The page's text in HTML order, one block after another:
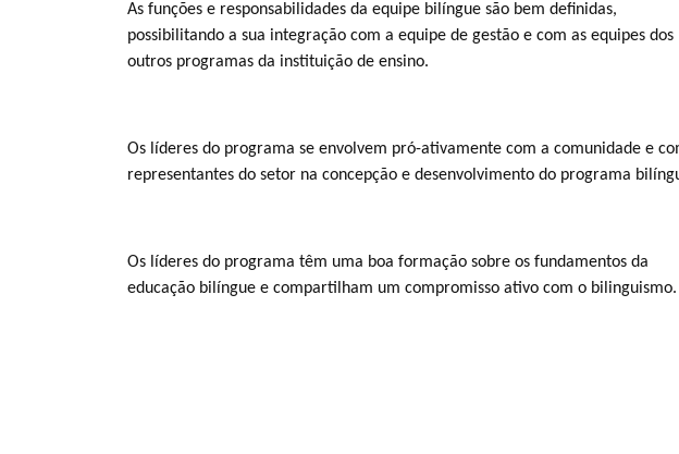
As funções e responsabilidades da equipe bilíngue são bem definidas,
possibilitando a sua integração com a equipe de gestão e com as equipes dos
outros programas da instituição de ensino.
Os líderes do programa se envolvem pró-ativamente com a comunidade e
representantes do setor na concepção e desenvolvimento do programa
Os líderes do programa têm uma boa formação sobre os fundamentos da
educação bilíngue e compartilham um compromisso ativo com o bilinguismo.